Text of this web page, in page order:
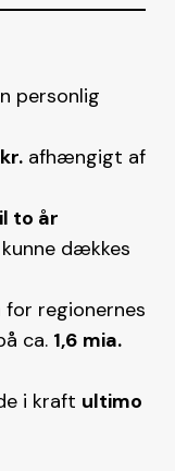
personlig
afhængigt af
to år
dækkes
for regionernes
ca. 1,6 mia.
i kraft ultimo